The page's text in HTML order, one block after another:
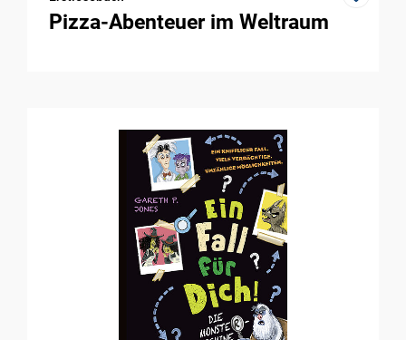
Pizza-Abenteuer im Weltraum